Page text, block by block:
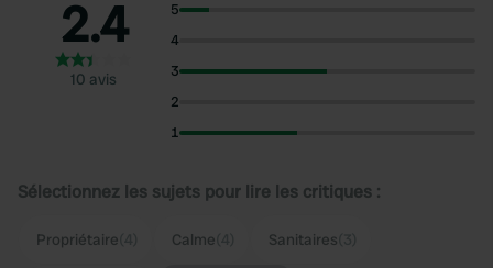
2.4
10 avis
5
4
3
2
1
Sélectionnez les sujets pour lire les critiques :
Propriétaire Calme Sanitaires